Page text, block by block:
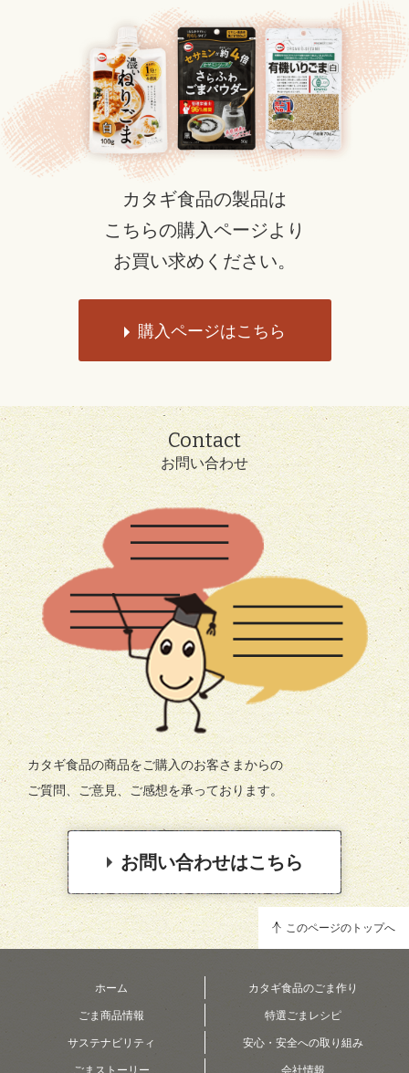
カタギ食品の製品は
こちらの購入ページより
お買い求めください。
購入ページはこちら
Contact
お問い合わせ
カタギ食品の商品をご購入のお客さまからの
ご質問、ご意見、ご感想を承っております。
お問い合わせはこちら
このページのトップへ
ホーム カタギ食品のごま作り
ごま商品情報 特選ごまレシピ
サステナビリティ 安心・安全への取り組み